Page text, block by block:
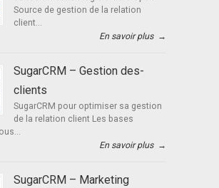
Source de gestion de la relation
client...
En savoir plus →
SugarCRM – Gestion des-
clients
SugarCRM pour optimiser sa gestion
de la relation client Les bases
En savoir plus →
SugarCRM – Marketing